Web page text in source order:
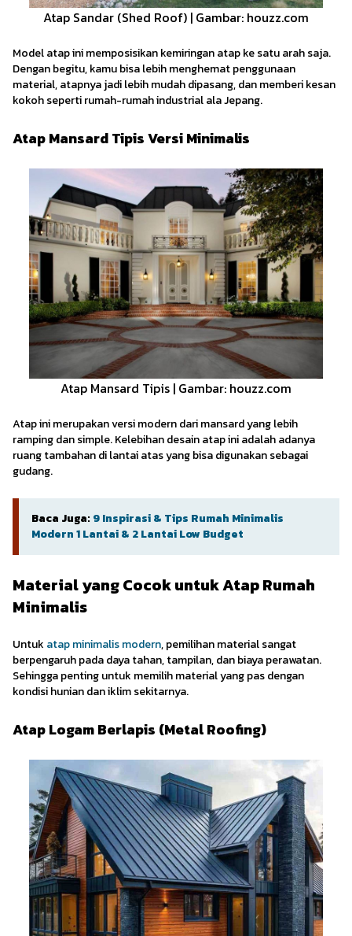
Atap Sandar (Shed Roof) | Gambar: houzz.com
Model atap ini memposisikan kemiringan atap ke satu arah saja.
Dengan begitu, kamu bisa lebih menghemat penggunaan
material, atapnya jadi lebih mudah dipasang, dan memberi kesan
kokoh seperti rumah-rumah industrial ala Jepang.
Atap Mansard Tipis Versi Minimalis
Atap Mansard Tipis | Gambar: houzz.com
Atap ini merupakan versi modern dari mansard yang lebih
ramping dan simple. Kelebihan desain atap ini adalah adanya
ruang tambahan di lantai atas yang bisa digunakan sebagai
gudang.
Baca Juga: 9 Inspirasi & Tips Rumah Minimalis
Modern 1 Lantai & 2 Lantai Low Budget
Material yang Cocok untuk Atap Rumah
Minimalis
Untuk atap minimalis modern, pemilihan material sangat
berpengaruh pada daya tahan, tampilan, dan biaya perawatan.
Sehingga penting untuk memilih material yang pas dengan
kondisi hunian dan iklim sekitarnya.
Atap Logam Berlapis (Metal Roofing)